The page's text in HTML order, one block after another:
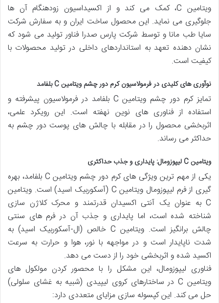
ویتامین C، کمک می کند و از اکسیداسیون زودهنگام آن ها
جلوگیری می نماید. این محصول ساخت ایران و به سفارش شرکت
سایا طب مانا و توسط شرکت پارس صدرا فناور تولید می شود که
نشان دهنده تعهد به استانداردهای داخلی در تولید محصولات با
کیفیت است.
نوآوری های کلیدی در فرمولاسیون کرم دور چشم ویتامین C بلفامد
تمایز کرم دور چشم ویتامین C بلفامد در فرمولاسیون پیشرفته و
استفاده از فناوری های نوین نهفته است. این رویکرد علمی،
اثربخشی محصول را در مقابله با چالش های پوست دور چشم به
حداکثر می رساند.
ویتامین C لیپوزومال: پایداری و جذب حداکثری
یکی از مهم ترین ویژگی های کرم دور چشم ویتامین C بلفامد، بهره
گیری از فرم لیپوزومال ویتامین C (آسکوربیک اسید) است. ویتامین
C به عنوان یک آنتی اکسیدان قدرتمند و محرک کلاژن سازی
شناخته شده است، اما پایداری و جذب آن در فرم های سنتی
چالش برانگیز است. ویتامین C خالص (ال-آسکوربیک اسید) به
شدت ناپایدار است و در مواجهه با نور، هوا و حرارت به سرعت
اکسید شده و اثربخشی خود را از دست می دهد.
فناوری لیپوزومال، این مشکل را با محصور کردن مولکول های
ویتامین C در ساختارهای کروی لیپیدی (شبیه به غشای سلولی)
حل می کند. این کپسوله سازی مزایای متعددی دارد: